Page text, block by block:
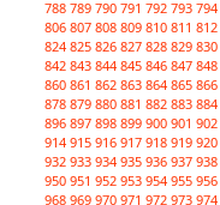
788 789 790 791 792 793 794
806 807 808 809 810 811 812
824 825 826 827 828 829 830
842 843 844 845 846 847 848
860 861 862 863 864 865 866
878 879 880 881 882 883 884
896 897 898 899 900 901 902
914 915 916 917 918 919 920
932 933 934 935 936 937 938
950 951 952 953 954 955 956
968 969 970 971 972 973 974